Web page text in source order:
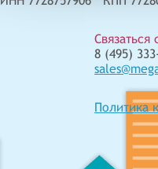
Связаться
8 (495)
Политика